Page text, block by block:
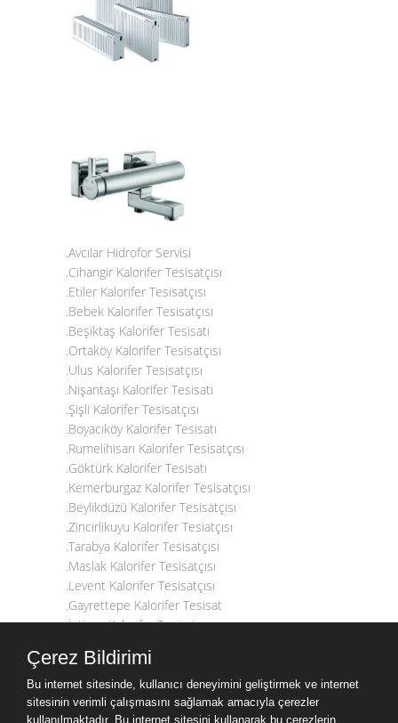
.Avcılar Hidrofor Servisi
.Cihangir Kalorifer Tesisatçısı
.Etiler Kalorifer Tesisatçısı
.Bebek Kalorifer Tesisatçısı
.Beşiktaş Kalorifer Tesisatı
.Ortaköy Kalorifer Tesisatçısı
.Ulus Kalorifer Tesisatçısı
.Nişantaşı Kalorifer Tesisatı
.Şişli Kalorifer Tesisatçısı
.Boyacıköy Kalorifer Tesisatı
.Rumelihisarı Kalorifer Tesisatçısı
.Göktürk Kalorifer Tesisatı
.Kemerburgaz Kalorifer Tesisatçısı
.Beylikdüzü Kalorifer Tesisatçısı
.Zincirlikuyu Kalorifer Tesiatçısı
.Tarabya Kalorifer Tesisatçısı
.Maslak Kalorifer Tesisatçısı
.Levent Kalorifer Tesisatçısı
.Gayrettepe Kalorifer Tesisat
.İstinye Kalorifer Tesisatçısı
.Maçka Kalorifer Tesisatçısı
.Kumburgaz Kalorifer Tesisatçısı
.Fulya Kalorifer Tesisatı
Çerez Bildirimi
Bu internet sitesinde, kullanıcı deneyimini geliştirmek ve internet
sitesinin verimli çalışmasını sağlamak amacıyla çerezler
kullanılmaktadır. Bu internet sitesini kullanarak bu çerezlerin